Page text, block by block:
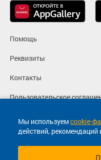
Мы используемcookie-
действий, рекомендаций
Помощь
Реквизиты
Контакты
Пользовательское
Политика
Согласие на